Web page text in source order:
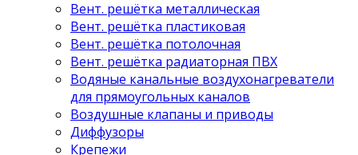
Вент. решётка металлическая
Вент. решётка пластиковая
Вент. решётка потолочная
Вент. решётка радиаторная ПВХ
Водяные канальные воздухонагреватели
для прямоугольных каналов
Воздушные клапаны и приводы
Диффузоры
Крепежи